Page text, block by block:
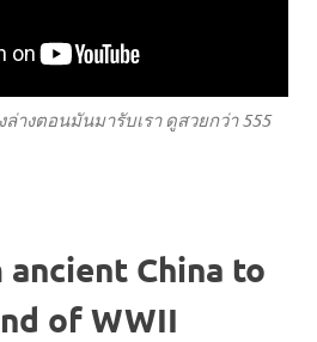
างตอนมันมารับเรา ดูสวยกว่า 555
ancient China to
of WWII